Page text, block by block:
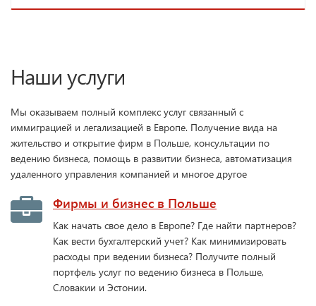
Наши услуги
Мы оказываем полный комплекс услуг связанный с
иммиграцией и легализацией в Европе. Получение вида на
жительство и открытие фирм в Польше, консультации по
ведению бизнеса, помощь в развитии бизнеса, автоматизация
удаленного управления компанией и многое другое
Фирмы и бизнес в Польше
Как начать свое дело в Европе? Где найти партнеров?
Как вести бухгалтерский учет? Как минимизировать
расходы при ведении бизнеса? Получите полный
портфель услуг по ведению бизнеса в Польше,
Словакии и Эстонии.